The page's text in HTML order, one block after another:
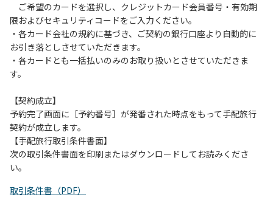
【注意事項】
当キャンプ場のそばを流れる歴舟川は、上流で雨が降ると短
時間で増水し、川原で遊んでいると大変危険な状態になりや
すく、過去にも増水により人が流される事故が数件起きてい
（１）川原にテントやタープを張らない。
（２）雨が降ったときは川原で遊ばない。
（３）カムイコタン公園キャンプ場で雨が降らなくても、上
流で雨が降り急に増水することがあるので、水の濁りに注意
し、濁り始めたときには直ちに川原での遊びを中止する。
（４）キャンプ場の管理者や地元住民から川についての注意
ご希望のカードを選択し、クレジットカード会員番号・有効期
限およびセキュリティコードをご入力ください。
・各カード会社の規約に基づき、ご契約の銀行口座より自動的に
お引き落としさせていただきます。
・各カードとも一括払いのみのお取り扱いとさせていただきま
す。
【契約成立】
予約完了画面に［予約番号］が発番された時点をもって手配旅行
契約が成立します。
【手配旅行取引条件書面】
次の取引条件書面を印刷またはダウンロードしてお読みくださ
い。
取引条件書（PDF）